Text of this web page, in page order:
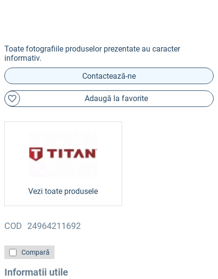
Toate fotografiile produselor prezentate au caracter
informativ.
Compară
Informatii utile
COD 24964211692
Contactează-ne
Adaugă la favorite
Vezi toate produsele